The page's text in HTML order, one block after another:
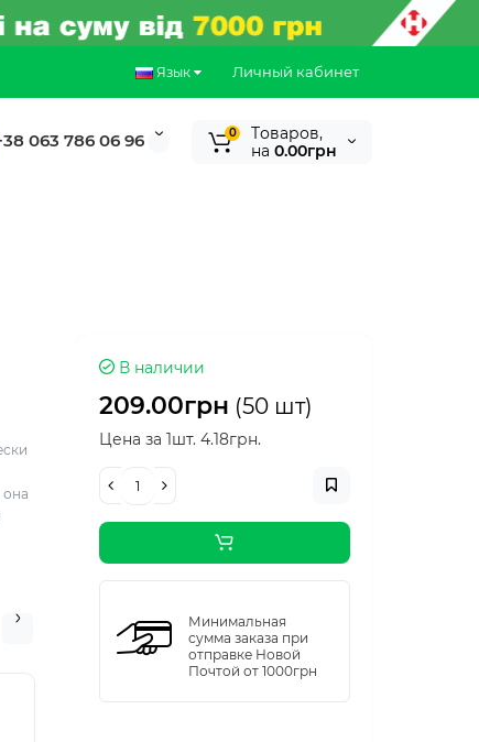
Личный кабинет
Язык
063 786 06 96 0
Tоваров,
на 0.00грн
она
В наличии
209.00грн (50 шт)
Цена за 1шт. 4.18грн.
Минимальная
сумма заказа при
отправке Новой
Почтой от 1000грн